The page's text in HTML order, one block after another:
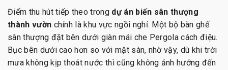
Điểm thu hút tiếp theo trong dự án biến sân thượng
thành vườn chính là khu vực ngồi nghỉ. Một bộ bàn ghế
sân thượng đặt bên dưới giàn mái che Pergola cách điệu.
Bục bên dưới cao hơn so với mặt sàn, nhờ vậy, dù khi trời
mưa không kịp thoát nước thì cũng không ảnh hưởng đến